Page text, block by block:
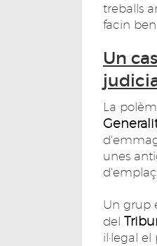
treballs
facin ben
Un
La
unes
Un grup
del
il·legal